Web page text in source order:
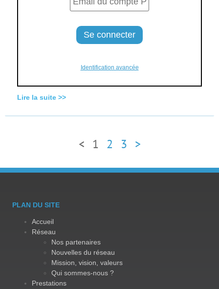
Identification avancée
Lire la suite >>
< 1 2 3 >
PLAN DU SITE
Accueil
Réseau
Nos partenaires
Nouvelles du réseau
Mission, vision, valeurs
Qui sommes-nous ?
Prestations